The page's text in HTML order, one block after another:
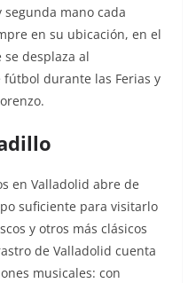
mano cada
en su ubicación, en el
desplaza al
durante las Ferias y
en Valladolid abre de
suficiente para visitarlo
y otros más clásicos
de Valladolid cuenta
musicales: con